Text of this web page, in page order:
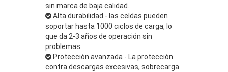
sin marca de baja calidad.
Alta durabilidad - las celdas pueden
soportar hasta 1000 ciclos de carga, lo
que da 2-3 años de operación sin
problemas.
Protección avanzada - La protección
contra descargas excesivas, sobrecarga